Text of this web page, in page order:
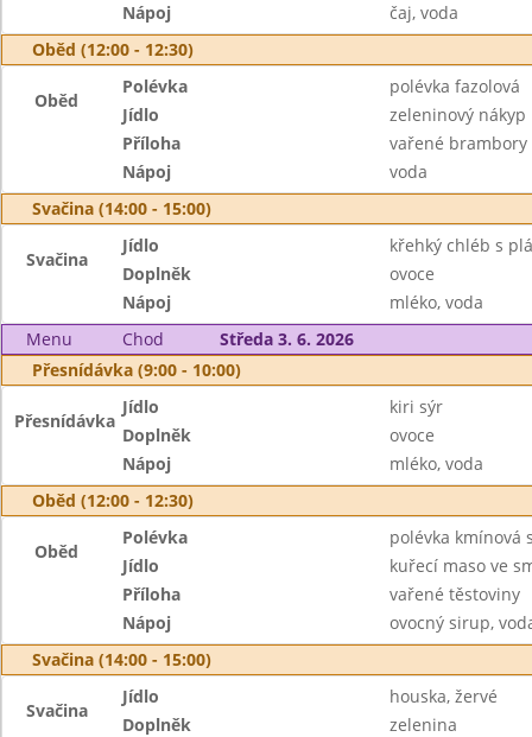
Nápoj
čaj, voda
Oběd (12:00 - 12:30)
Oběd
Polévka
polévka fazolová
Jídlo
zeleninový nákyp
Příloha
vařené brambory
Nápoj
voda
Svačina (14:00 - 15:00)
Svačina
Jídlo
křehký chléb s
Doplněk
ovoce
Nápoj
mléko, voda
Menu
Chod
Středa 3. 6. 2026
Přesnídávka (9:00 - 10:00)
Přesnídávka
Jídlo
kiri sýr
Doplněk
ovoce
Nápoj
mléko, voda
Oběd (12:00 - 12:30)
Oběd
Polévka
polévka kmínová
Jídlo
kuřecí maso ve
Příloha
vařené těstoviny
Nápoj
ovocný sirup,
Svačina (14:00 - 15:00)
Svačina
Jídlo
houska, žervé
Doplněk
zelenina